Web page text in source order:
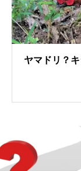
ヤマドリ？